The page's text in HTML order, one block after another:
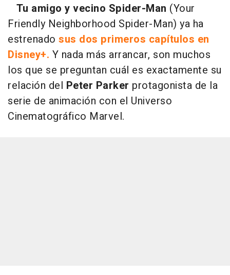
Tu amigo y vecino Spider-Man (Your
Friendly Neighborhood Spider-Man) ya ha
estrenado sus dos primeros capítulos en
Disney+. Y nada más arrancar, son muchos
los que se preguntan cuál es exactamente su
relación del Peter Parker protagonista de la
serie de animación con el Universo
Cinematográfico Marvel.